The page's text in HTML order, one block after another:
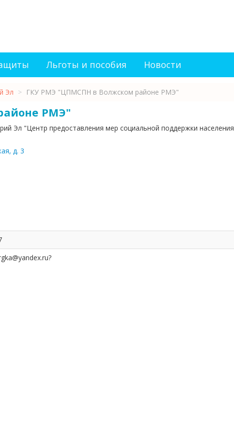
Льготы и пособия Новости
Эл > ГКУ РМЭ "ЦПМСПН в Волжском районе РМЭ"
РМЭ"
Эл "Центр предоставления мер социальной поддержки населения
д. 3